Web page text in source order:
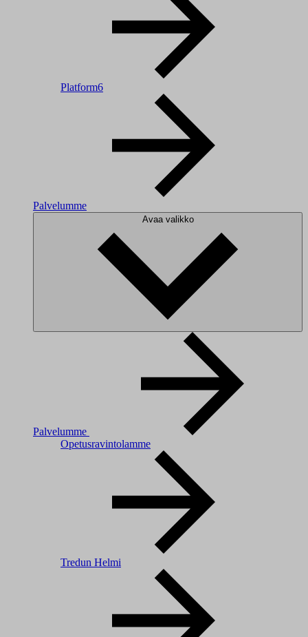
Platform6
Palvelumme
Avaa valikko
Palvelumme
Opetusravintolamme
Tredun Helmi